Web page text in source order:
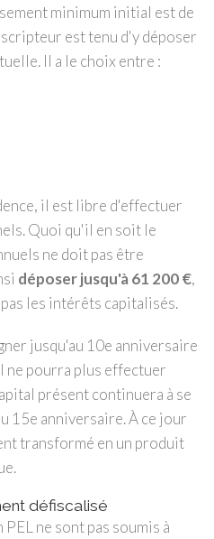
minimum initial est de
est tenu d'y déposer
Il a le choix entre :
il est libre d'effectuer
Quoi qu'il en soit le
ne doit pas être
déposer jusqu'à 61 200 €,
les intérêts capitalisés.
jusqu'au 10e anniversaire
ne pourra plus effectuer
présent continuera à se
15e anniversaire. À ce jour
transformé en un produit
défiscalisé
ne sont pas soumis à